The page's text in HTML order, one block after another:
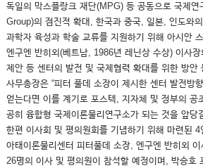
독일의 막스플랑크 재단(MPG) 등 공동으로 국제
Group)의 점진적 확대, 한국과 중국, 일본, 인도와
과학자 육성과 학술 교류를 지원하기 위해 아시안
엔구엔 반히외(베트남, 1986년 레닌상 수상) 이사
제안 등 센터의 발전 및 국제협력 확대를 위한 방안
사무총장은 “피터 풀데 소장이 제시한 센터 발전방
얻는다면 이를 계기로 포스텍, 지자체 및 정부의 공
공히 융합형 국제이론물리연구소가 되는 것을 앞당
한편 이사회 및 평의원회를 기념하기 위해 마련된
아태이론물리센터 피터풀데 소장, 엔구엔 반히외
26명의 이사 및 평의원이 참석할 예정이며, 박승호